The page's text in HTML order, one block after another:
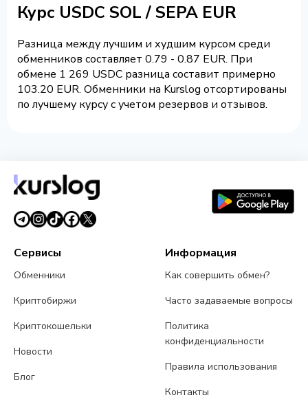
Курс USDC SOL / SEPA EUR
Разница между лучшим и худшим курсом среди
обменников составляет 0.79 - 0.87 EUR. При
обмене 1 269 USDC разница составит примерно
103.20 EUR. Обменники на Kurslog отсортированы
по лучшему курсу с учетом резервов и отзывов.
Сервисы
Обменники
Криптобиржи
Криптокошельки
Новости
Блог
Информация
Как совершить обмен?
Часто задаваемые вопросы
Политика
конфиденциальности
Правила использования
Контакты